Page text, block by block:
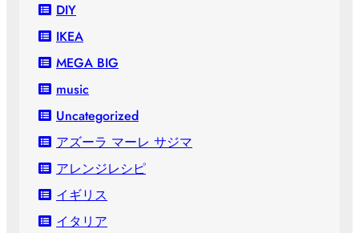
DIY
IKEA
MEGA BIG
music
Uncategorized
アズーラ マーレ サジマ
アレンジレシピ
イギリス
イタリア